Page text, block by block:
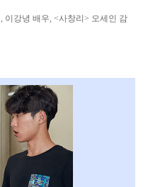
이강녕 배우, <사창리> 오세인 감